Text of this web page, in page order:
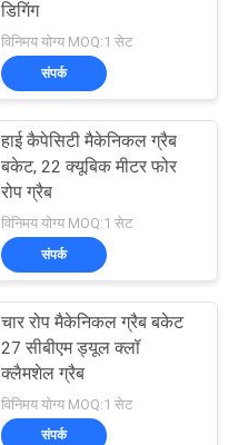
डिगिंग
विनिमय योग्य MOQ:1 सेट
संपर्क
हाई कैपेसिटी मैकेनिकल ग्रैब
बकेट, 22 क्यूबिक मीटर फोर
रोप ग्रैब
विनिमय योग्य MOQ:1 सेट
संपर्क
चार रोप मैकेनिकल ग्रैब बकेट
27 सीबीएम ड्यूल क्लॉ
क्लैमशेल ग्रैब
विनिमय योग्य MOQ:1 सेट
संपर्क